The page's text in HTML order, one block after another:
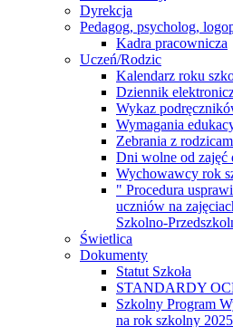
Dyrekcja
Pedagog, psycholog,
Kadra pracownicza
Uczeń/Rodzic
Kalendarz roku
Dziennik
Wykaz
Wymagania
Zebrania z
Dni wolne od zajęć
Wychowawcy rok
" Procedura
uczniów na
Szkolno-
Świetlica
Dokumenty
Statut Szkoła
STANDARDY
Szkolny Program
na rok szkolny